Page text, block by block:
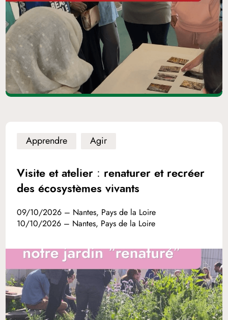
Apprendre Agir
Visite et atelier : renaturer et recréer
des écosystèmes vivants
09/10/2026 – Nantes, Pays de la Loire
10/10/2026 – Nantes, Pays de la Loire